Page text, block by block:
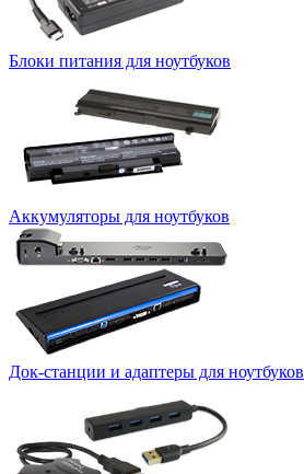
Блоки питания для ноутбуков
Аккумуляторы для ноутбуков
Док-станции и адаптеры для ноутбуков